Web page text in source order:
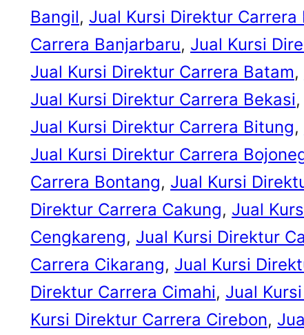
Bangil, Jual Kursi Direktur Carrera
Carrera Banjarbaru, Jual Kursi
Jual Kursi Direktur Carrera Batam,
Jual Kursi Direktur Carrera Bekasi,
Jual Kursi Direktur Carrera Bitung,
Jual Kursi Direktur Carrera
Carrera Bontang, Jual Kursi
Direktur Carrera Cakung, Jual
Cengkareng, Jual Kursi Direktur
Carrera Cikarang, Jual Kursi
Direktur Carrera Cimahi, Jual
Kursi Direktur Carrera Cirebon,